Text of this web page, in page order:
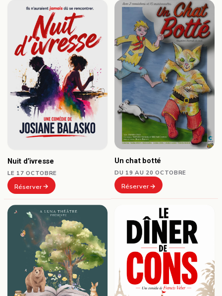
Nuit d’ivresse
LE 17 OCTOBRE
Réserver
Un chat botté
DU 19 AU 20 OCTOBRE
Réserver